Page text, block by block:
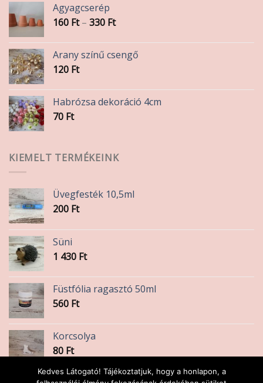
Agyagcserép
160 Ft – 330 FtÁrtartomány:
-
330 Ft
Arany színű csengő
120 Ft
Habrózsa dekoráció 4cm
70 Ft
KIEMELT TERMÉKEINK
Üvegfesték 10,5ml
200 Ft
Süni
1 430 Ft
Füstfólia ragasztó 50ml
560 Ft
Korcsolya
80 Ft
Kedves Látogató! Tájékoztatjuk, hogy a honlapon, a